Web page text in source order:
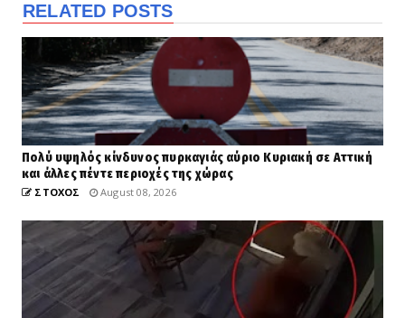
RELATED POSTS
Πολύ υψηλός κίνδυνος πυρκαγιάς αύριο Κυριακή σε Αττική
και άλλες πέντε περιοχές της χώρας
ΣΤΟΧΟΣ August 08, 2026